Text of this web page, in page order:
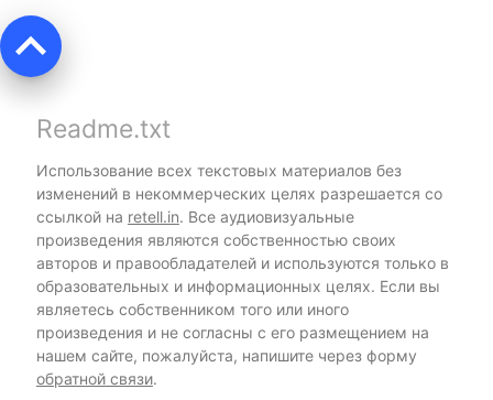
keyboard_arrow_up
Readme.txt
Использование всех текстовых материалов без
изменений в некоммерческих целях разрешается со
ссылкой на retell.in. Все аудиовизуальные
произведения являются собственностью своих
авторов и правообладателей и используются только в
образовательных и информационных целях. Если вы
являетесь собственником того или иного
произведения и не согласны с его размещением на
нашем сайте, пожалуйста, напишите через форму
обратной связи.